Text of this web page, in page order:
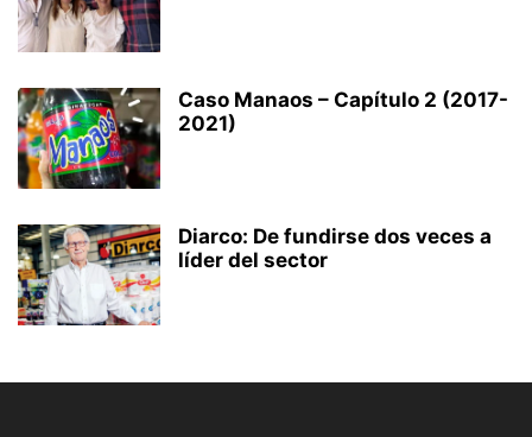
Caso Manaos – Capítulo 2 (2017-
2021)
Diarco: De fundirse dos veces a
líder del sector